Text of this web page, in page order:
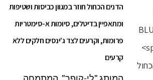
הדנים הכחול חוזר במגוון כביסות ושטיפות
ומתאפיין בדיטלים, סיומות א-סימטריות
פרומות, וקרעים לצד ג'ינסים חלקים ללא
קרעים